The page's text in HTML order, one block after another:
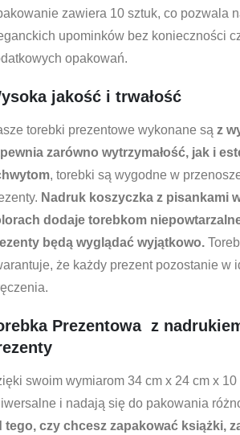
zawiera 10 sztuk, co pozwala
upominków bez konieczności
opakowań.
jakość i trwałość
torebki prezentowe wykonane są z
zarówno wytrzymałość, jak i
, torebki są wygodne w
Nadruk koszyczka z pisankami
dodaje torebkom
będą wyglądać wyjątkowo.
że każdy prezent pozostanie w
Prezentowa z
swoim wymiarom 34 cm x 24 cm x
i nadają się do pakowania
tego, czy chcesz zapakować książki,